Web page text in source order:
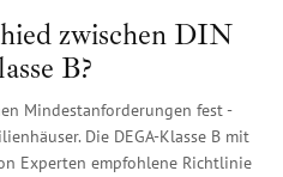
zwischen DIN
B?
Mindestanforderungen fest -
Die DEGA-Klasse B mit
Experten empfohlene Richtlinie